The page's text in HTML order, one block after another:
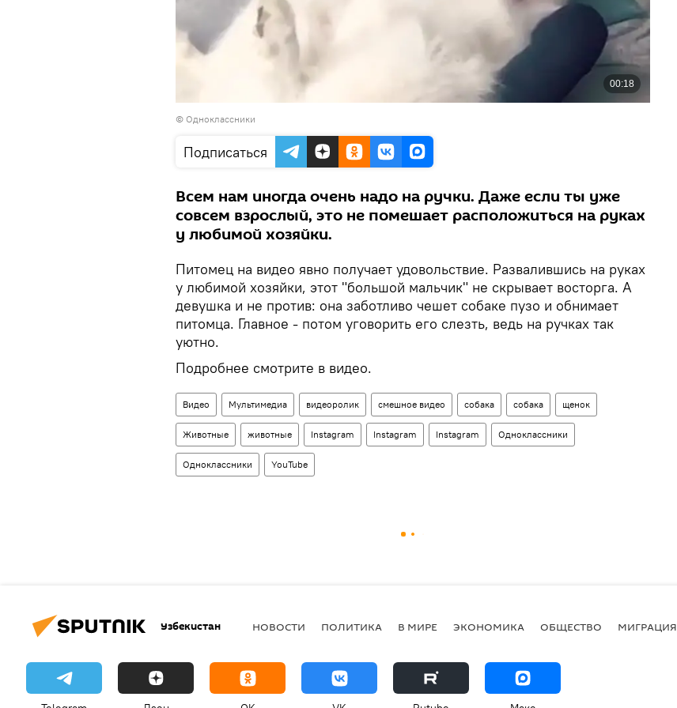
© Одноклассники
Подписаться
Всем нам иногда очень надо на ручки. Даже если ты уже
совсем взрослый, это не помешает расположиться на руках
у любимой хозяйки.
Питомец на видео явно получает удовольствие. Развалившись на руках
у любимой хозяйки, этот "большой мальчик" не скрывает восторга. А
девушка и не против: она заботливо чешет собаке пузо и обнимает
питомца. Главное - потом уговорить его слезть, ведь на ручках так
уютно.
Подробнее смотрите в видео.
Видео Мультимедиа видеоролик смешное видео собака собака щенок
Животные животные Instagram Instagram Instagram Одноклассники
Одноклассники YouTube
Узбекистан НОВОСТИ ПОЛИТИКА В МИРЕ ЭКОНОМИКА ОБЩЕСТВО МИГРАЦИЯ